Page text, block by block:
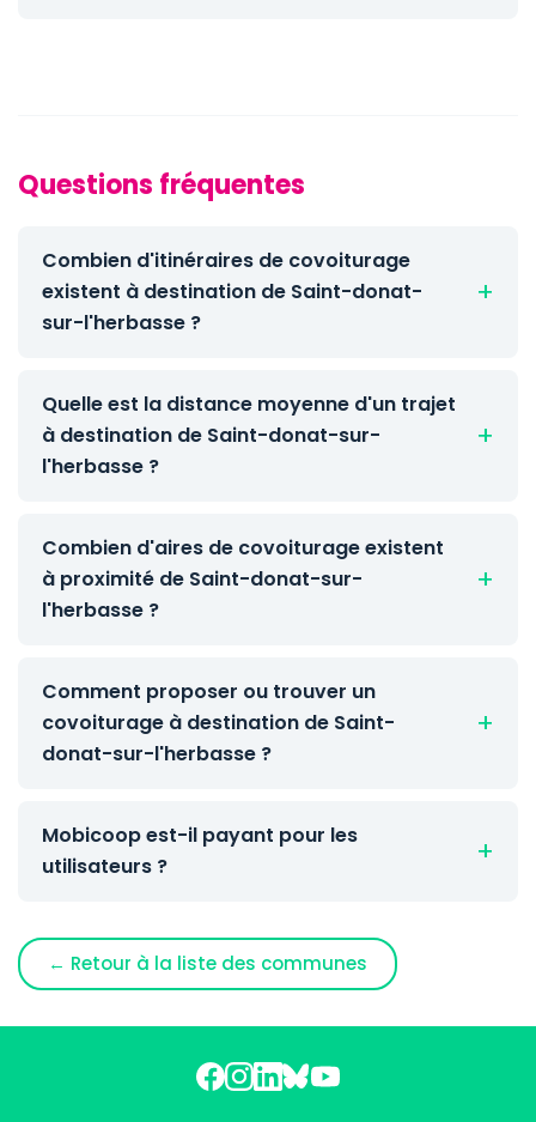
Questions fréquentes
Combien d'itinéraires de covoiturage
existent à destination de Saint-donat-
sur-l'herbasse ?
Quelle est la distance moyenne d'un trajet
à destination de Saint-donat-sur-
l'herbasse ?
Combien d'aires de covoiturage existent
à proximité de Saint-donat-sur-
l'herbasse ?
Comment proposer ou trouver un
covoiturage à destination de Saint-
donat-sur-l'herbasse ?
Mobicoop est-il payant pour les
utilisateurs ?
← Retour à la liste des communes